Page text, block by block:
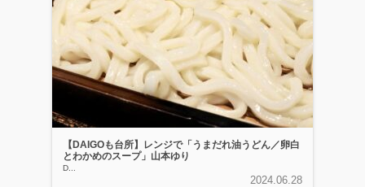
【DAIGOも台所】レンジで「うまだれ油うどん／卵白
とわかめのスープ」山本ゆり
D...
2024.06.28